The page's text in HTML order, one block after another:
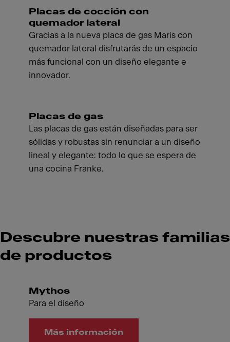
Placas de cocción con
quemador lateral
Gracias a la nueva placa de gas Maris con
quemador lateral disfrutarás de un espacio
más funcional con un diseño elegante e
innovador.
Placas de gas
Las placas de gas están diseñadas para ser
sólidas y robustas sin renunciar a un diseño
lineal y elegante: todo lo que se espera de
una cocina Franke.
Descubre nuestras familias
de productos
Mythos
Para el diseño
Más información